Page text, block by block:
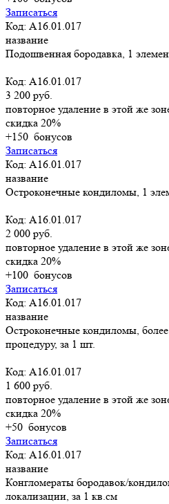
Записаться
Код: A16.01.017
название
Подошвенная бородавка, 1
Код: A16.01.017
3 200 руб.
повторное удаление в этой же
скидка 20%
+150 бонусов
Записаться
Код: A16.01.017
название
Остроконечные кондиломы, 1
Код: A16.01.017
2 000 руб.
повторное удаление в этой же
скидка 20%
+100 бонусов
Записаться
Код: A16.01.017
название
Остроконечные кондиломы,
процедуру, за 1 шт.
Код: A16.01.017
1 600 руб.
повторное удаление в этой же
скидка 20%
+50 бонусов
Записаться
Код: A16.01.017
название
Конгломераты бородавок/
локализации, за 1 кв.см